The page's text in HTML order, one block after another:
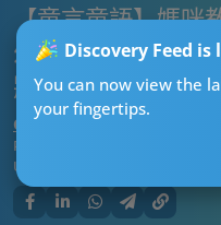
Discovery Feed is
You can now view the
your fingertips.
【童言童語】媽咪
幼師尷尬被學生問
妝啊？
CTgoodjobs’ Editor
Published:
Updated: